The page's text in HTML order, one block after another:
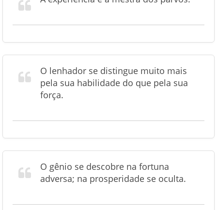
O lenhador se distingue muito mais
pela sua habilidade do que pela sua
força.
O gênio se descobre na fortuna
adversa; na prosperidade se oculta.